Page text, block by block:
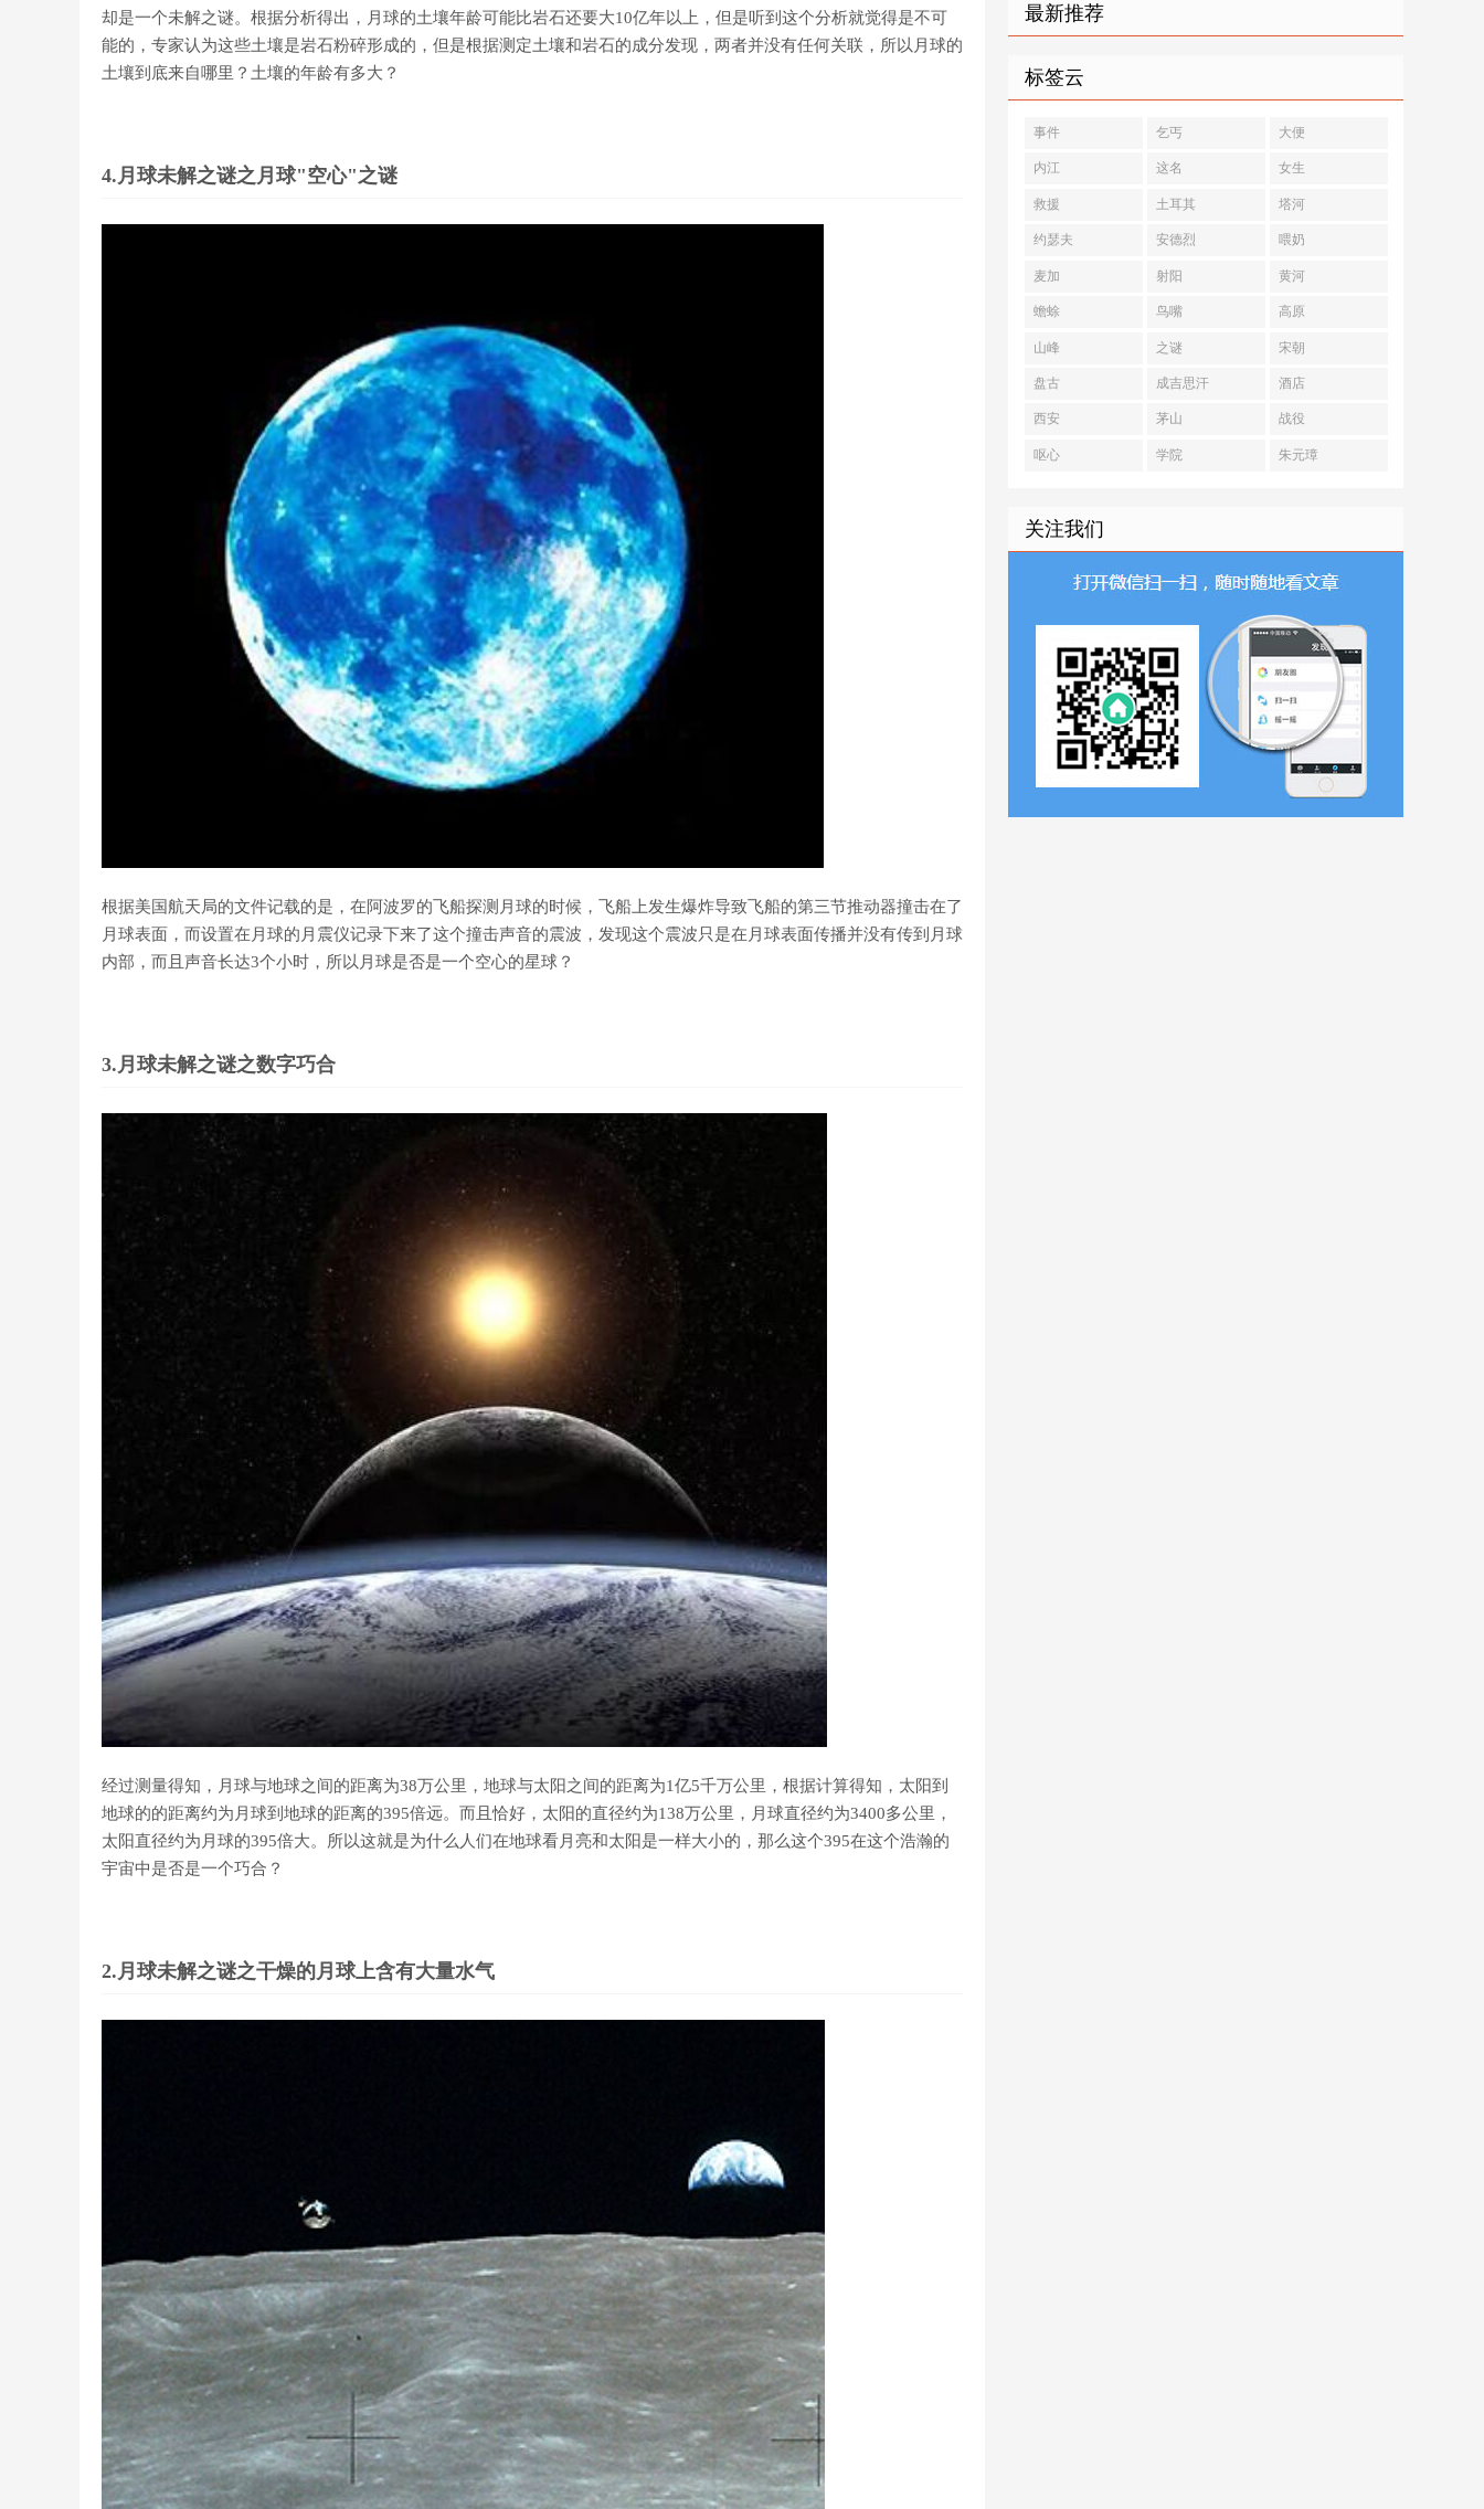
却是一个未解之谜。根据分析得出，月球的土壤年龄可能比岩石还要大10亿年以上，但是听到这个分析就觉得是不可
能的，专家认为这些土壤是岩石粉碎形成的，但是根据测定土壤和岩石的成分发现，两者并没有任何关联，所以月球的
土壤到底来自哪里？土壤的年龄有多大？
4.月球未解之谜之月球"空心"之谜
根据美国航天局的文件记载的是，在阿波罗的飞船探测月球的时候，飞船上发生爆炸导致飞船的第三节推动器撞击在了
月球表面，而设置在月球的月震仪记录下来了这个撞击声音的震波，发现这个震波只是在月球表面传播并没有传到月球
内部，而且声音长达3个小时，所以月球是否是一个空心的星球？
3.月球未解之谜之数字巧合
经过测量得知，月球与地球之间的距离为38万公里，地球与太阳之间的距离为1亿5千万公里，根据计算得知，太阳到
地球的的距离约为月球到地球的距离的395倍远。而且恰好，太阳的直径约为138万公里，月球直径约为3400多公里，
太阳直径约为月球的395倍大。所以这就是为什么人们在地球看月亮和太阳是一样大小的，那么这个395在这个浩瀚的
宇宙中是否是一个巧合？
2.月球未解之谜之干燥的月球上含有大量水气
最新推荐
标签云
事件 乞丐 大便
内江 这名 女生
救援 土耳其 塔河
约瑟夫 安德烈 喂奶
麦加 射阳 黄河
蟾蜍 鸟嘴 高原
山峰 之谜 宋朝
盘古 成吉思汗 酒店
西安 茅山 战役
呕心 学院 朱元璋
关注我们